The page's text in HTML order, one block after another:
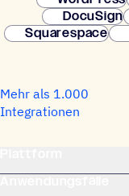
DocuSign
Squarespace
Mehr als 1.000
Integrationen